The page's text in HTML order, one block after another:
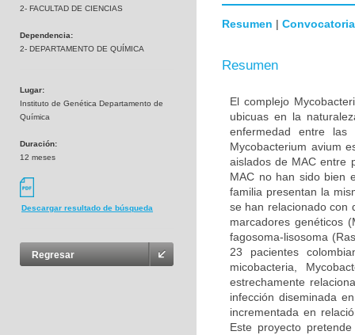
2- FACULTAD DE CIENCIAS
Dependencia:
2- DEPARTAMENTO DE QUÍMICA
Lugar:
Instituto de Genética Departamento de
Química
Duración:
12 meses
Descargar resultado de búsqueda
Regresar
Resumen | Convocatoria
Resumen
El complejo
ubicuas en la
enfermedad entre las
Mycobacterium avium
aislados de MAC entre
MAC no han sido bien
familia presentan la
se han relacionado con
marcadores genéticos
fagosoma-lisosoma
23 pacientes
micobacteria,
estrechamente
infección diseminada
incrementada en
Este proyecto